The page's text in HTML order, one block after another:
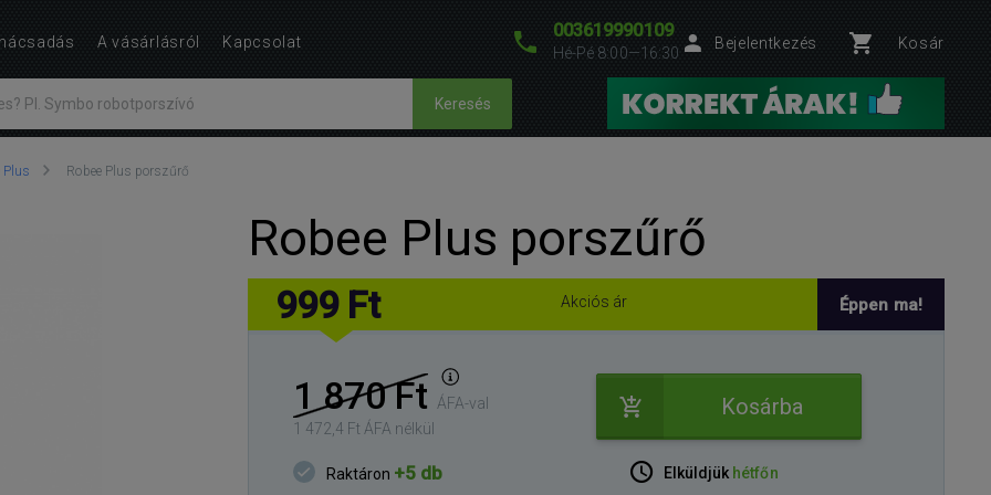
003619990109
Hé-Pé 8:00—16:30
Bejelentkezés Kosár
Keresés
Plus Robee Plus porszűrő
Robee Plus porszűrő
999 Ft Akciós ár Éppen ma!
1 870 Ft
ÁFA-val
1 472,4 Ft ÁFA nélkül
Kosárba
Raktáron +5 db Elküldjük hétfőn
A vásárlásról Kapcsolat